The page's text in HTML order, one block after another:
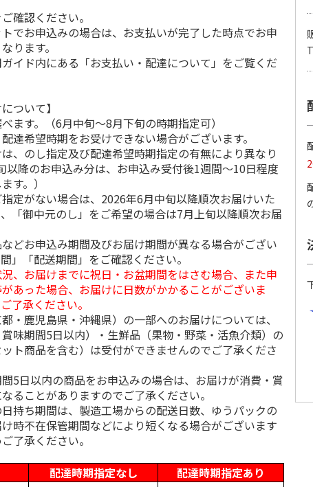
かほら牧
ジャージ
8個セッ
）
)
【冷凍】なかほら牧
場自然放牧ジャージ
牛乳ミルクアイス6
個セ…
3.0（1）
3,900円
(送料・税込)
＜お中元＞高千穂牧
場乳製品・デザート
詰合せ
5.0（1）
3,500円
【冷凍】なかほら牧
場自然放牧ジャージ
牛乳アイス12個セッ
…
6,600円
確認ください。
でお申込みの場合は、お支払いが完了した時点でお申
ります。
イド内にある「お支払い・配達について」をご覧くだ
ついて】
ます。（6月中旬～8月下旬の時期指定可）
達希望時期をお受けできない場合がございます。
、のし指定及び配達希望時期指定の有無により異なり
以降のお申込み分は、お申込み受付後1週間～10日程度
す。）
定がない場合は、2026年6月中旬以降順次お届けいた
「御中元のし」をご希望の場合は7月上旬以降順次お届
どお申込み期間及びお届け期間が異なる場合がござい
」「配送期間」をご確認ください。
、お届けまでに祝日・お盆期間をはさむ場合、また申
あった場合、お届けに日数がかかることがございま
了承ください。
・鹿児島県・沖縄県）の一部へのお届けについては、
味期間5日以内）・生鮮品（果物・野菜・活魚介類）の
ト商品を含む）は受付ができませんのでご了承くださ
5日以内の商品をお申込みの場合は、お届けが消費・賞
ることがありますのでご了承ください。
持ち期間は、製造工場からの配送日数、ゆうパックの
時不在保管期間などにより短くなる場合がございます
了承ください。
配達時期指定なし
配達時期指定あり